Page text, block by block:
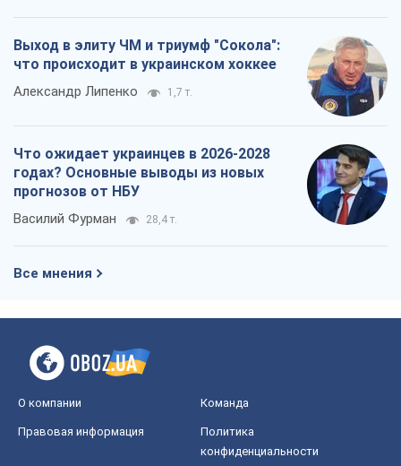
Выход в элиту ЧМ и триумф "Сокола":
что происходит в украинском хоккее
Александр Липенко 1,7 т.
Что ожидает украинцев в 2026-2028
годах? Основные выводы из новых
прогнозов от НБУ
Василий Фурман 28,4 т.
Все мнения
О компании Команда
Правовая информация
Политика
конфиденциальности